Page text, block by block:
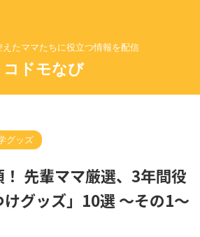
えたママたちに役立つ情報を配信
コドモなび
グッズ
先輩ママ厳選、3年間役
グッズ」10選 ～その1～